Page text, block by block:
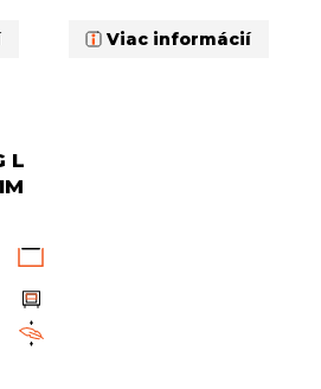
Viac informácií
L